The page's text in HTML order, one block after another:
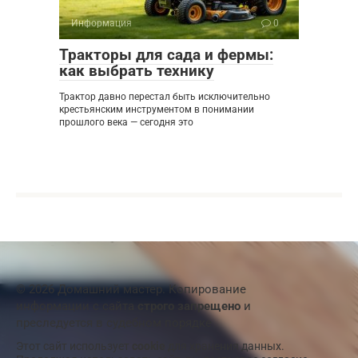
Информация 0
Тракторы для сада и фермы:
как выбрать технику
Трактор давно перестал быть исключительно
крестьянским инструментом в понимании
прошлого века — сегодня это
© 2026 Домашний мастер. Копирование
строго запрещено и
преследуется в судебном порядке
Этот сайт использует
для хранения данных.